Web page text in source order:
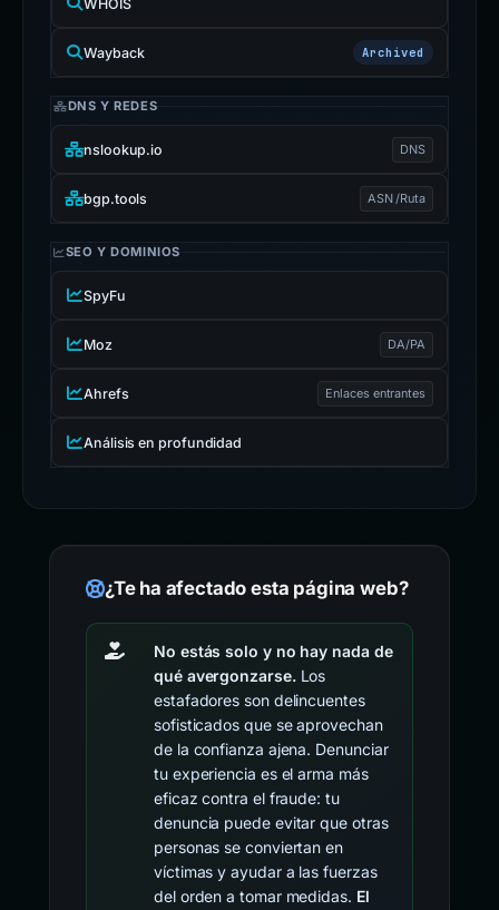
WHOIS
Wayback Archived
DNS Y REDES
nslookup.io DNS
bgp.tools ASN /Ruta
SEO Y DOMINIOS
SpyFu
Moz DA/PA
Ahrefs Enlaces entrantes
Análisis en profundidad
¿Te ha afectado esta página web?
No estás solo y no hay nada de
qué avergonzarse.Los
estafadores son delincuentes
sofisticados que se aprovechan
de la confianza ajena. Denunciar
tu experiencia es el arma más
eficaz contra el fraude: tu
denuncia puede evitar que otras
personas se conviertan en
víctimas y ayudar a las fuerzas
del orden a tomar medidas. El